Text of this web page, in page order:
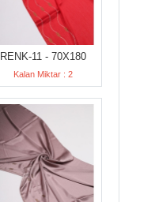
RENK-11 - 70X180
Kalan Miktar : 2